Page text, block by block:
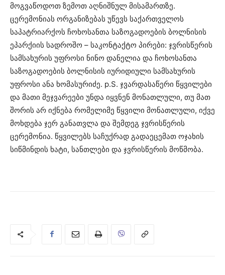
მოგვაწოდოთ ზემოთ აღნიშნულ მისამართზე.
ცერემონიას ორგანიზებას უწევს საქართველოს
საპატრიარქოს ჩოხოსანთა საზოგადოების ბოლნისის
ეპარქიის სადროშო – საკონტაქტო პირები: ჯვრისწერის
სამსახურის უფროსი ნინო დანელია და ჩოხოსანთა
საზოგადოების ბოლნისის იურიდიული სამსახურის
უფროსი ანა ხომასურიძე. p.S. ჯვარდასაწერი წყვილები
და მათი მეჯვარეები უნდა იყვნენ მონათლული, თუ მათ
შორის არ იქნება რომელიმე წყვილი მონათლული, იქვე
მოხდება ჯერ განათვლა და შემდეგ ჯვრისწერის
ცერემონია. წყვილებს საჩუქრად გადაეცემათ ოჯახის
სიწმინდის ხატი, სანთლები და ჯვრისწერის მოწმობა.